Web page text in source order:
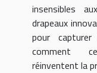
insensibles
drapeaux
pour
comment
réinventent la